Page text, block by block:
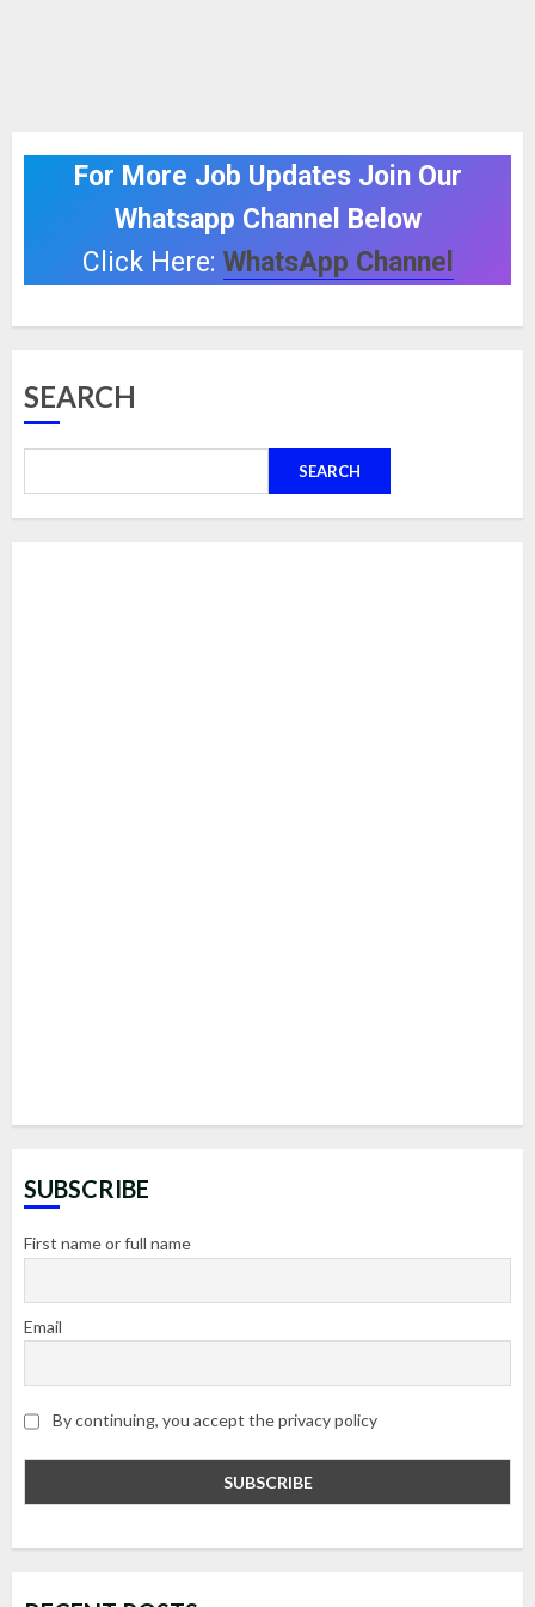
For More Job Updates Join Our
Whatsapp Channel Below
Click Here: WhatsApp Channel
SEARCH
SEARCH
SUBSCRIBE
First name or full name
Email
By continuing, you accept the privacy policy